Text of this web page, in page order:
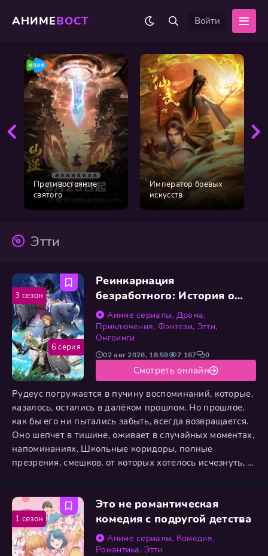
АНИМЕВОСТ Войти
Противостояние
святого
Император боевых
искусств
Этти
Реинкарнация
безработного: История о
приключениях в другом
мире 3
Аниме сериалы, Драма,
Приключения, Фэнтези, Этти,
Онгоинги
Рудеус погружается в пучину воспоминаний, которые,
казалось, остались в далёком прошлом. Но прошлое,
как бы его ни пытались забыть, всегда возвращается.
Оно шепчет в тишине, оживает в случайных моментах,
напоминаниях. Школьные коридоры, полные
презрения, смешков, от которых хотелось исчезнуть, и
хрупкое внутреннее равновесие, которое Рудеус с
трудом выстраивал в новой жизни. Он пытается
скрыть эти
02 авг 2026, 18:59 7 167 0
Смотреть онлайн
6 серия
3 сезон
Это не романтическая
комедия с подругой детства
Аниме сериалы, Комедия,
Романтика,Этти
1 сезон